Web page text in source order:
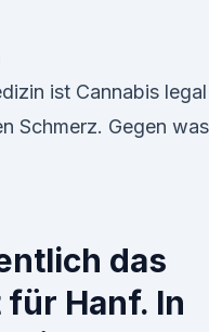
ist Cannabis
Schmerz. Gegen was
das
Hanf. In